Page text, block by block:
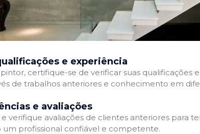
e experiência
certifique-se de verificar suas qualificações
de trabalhos anteriores e conhecimento em
e avaliações
verifique avaliações de clientes anteriores para
um profissional confiável e competente.